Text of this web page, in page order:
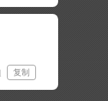
复制